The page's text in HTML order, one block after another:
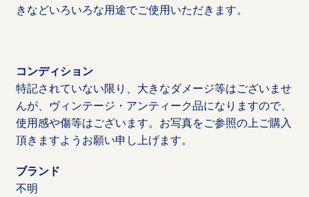
きなどいろいろな用途でご使用いただきます。
コンディション
特記されていない限り、大きなダメージ等はございませ
んが、ヴィンテージ・アンティーク品になりますので、
使用感や傷等はございます。お写真をご参照の上ご購入
頂きますようお願い申し上げます。
ブランド
不明